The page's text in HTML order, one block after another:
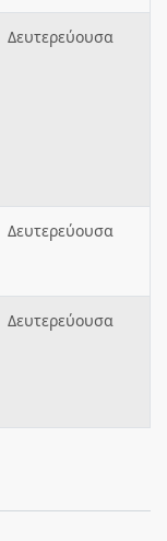
Δευτερεύουσα
Δευτερεύουσα
Δευτερεύουσα